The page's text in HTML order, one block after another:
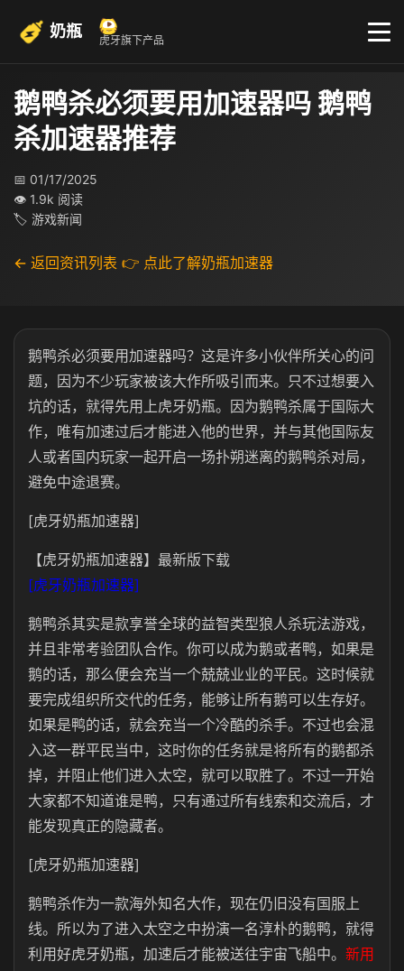
奶瓶 虎牙旗下产品
鹅鸭杀必须要用加速器吗 鹅鸭
杀加速器推荐
📅 01/17/2025
👁 1.9k 阅读
🏷 游戏新闻
← 返回资讯列表 👉 点此了解奶瓶加速器
鹅鸭杀必须要用加速器吗？这是许多小伙伴所关心的问
题，因为不少玩家被该大作所吸引而来。只不过想要入
坑的话，就得先用上虎牙奶瓶。因为鹅鸭杀属于国际大
作，唯有加速过后才能进入他的世界，并与其他国际友
人或者国内玩家一起开启一场扑朔迷离的鹅鸭杀对局，
避免中途退赛。
[虎牙奶瓶加速器]
【虎牙奶瓶加速器】最新版下载
[虎牙奶瓶加速器]
鹅鸭杀其实是款享誉全球的益智类型狼人杀玩法游戏，
并且非常考验团队合作。你可以成为鹅或者鸭，如果是
鹅的话，那么便会充当一个兢兢业业的平民。这时候就
要完成组织所交代的任务，能够让所有鹅可以生存好。
如果是鸭的话，就会充当一个冷酷的杀手。不过也会混
入这一群平民当中，这时你的任务就是将所有的鹅都杀
掉，并阻止他们进入太空，就可以取胜了。不过一开始
大家都不知道谁是鸭，只有通过所有线索和交流后，才
能发现真正的隐藏者。
[虎牙奶瓶加速器]
鹅鸭杀作为一款海外知名大作，现在仍旧没有国服上
线。所以为了进入太空之中扮演一名淳朴的鹅鸭，就得
利用好虎牙奶瓶，加速后才能被送往宇宙飞船中。 新用